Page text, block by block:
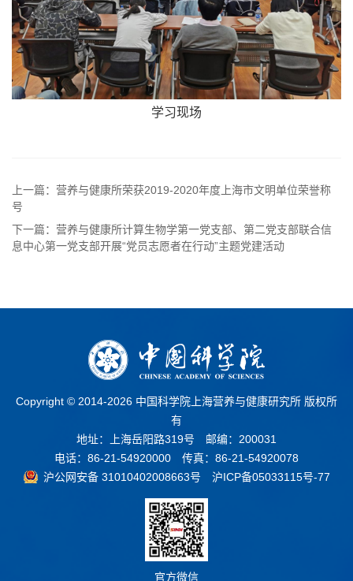
学习现场
上一篇：营养与健康所荣获2019-2020年度上海市文明单位荣誉称
号
下一篇：营养与健康所计算生物学第一党支部、第二党支部联合信
息中心第一党支部开展“党员志愿者在行动”主题党建活动
Copyright © 2014-2026 中国科学院上海营养与健康研究所 版权所
有
地址：上海岳阳路319号 邮编：200031
电话：86-21-54920000 传真：86-21-54920078
沪公网安备 31010402008663号
沪ICP备05033115号-77
官方微信